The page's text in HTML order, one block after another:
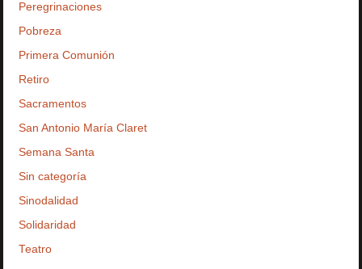
Peregrinaciones
Pobreza
Primera Comunión
Retiro
Sacramentos
San Antonio María Claret
Semana Santa
Sin categoría
Sinodalidad
Solidaridad
Teatro